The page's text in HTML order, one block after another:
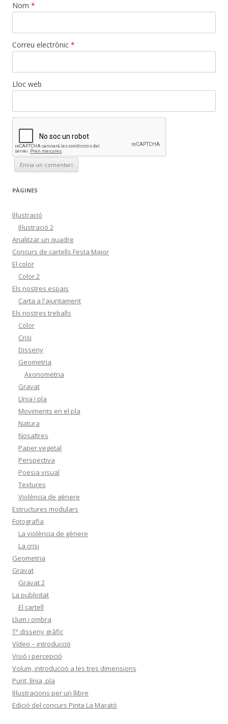
Nom *
Correu electrònic *
Lloc web
PÀGINES
Il·lustració
Il·lustració 2
Analitzar un quadre
Concurs de cartells Festa Major
El color
Color 2
Els nostres espais
Carta a l'ajuntament
Els nostres treballs
Color
Crisi
Disseny
Geometria
Axonometria
Gravat
Línia i pla
Moviments en el pla
Natura
Nosaltres
Paper vegetal
Perspectiva
Poesia visual
Textures
Violència de gènere
Estructures modulars
Fotografia
La violència de gènere
La crisi
Geometria
Gravat
Gravat 2
La publicitat
El cartell
Llum i ombra
Tª disseny gràfic
Vídeo – introducció
Visió i percepció
Volum, introducció a les tres dimensions
Punt, línia, pla
Il·lustracions per un llibre
Edició del concurs Pinta La Marató